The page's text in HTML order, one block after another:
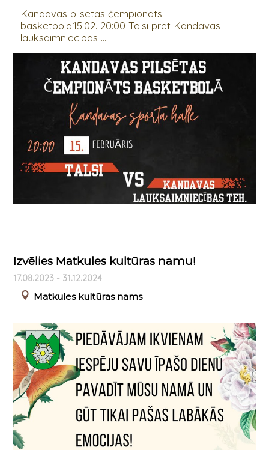
Kandavas pilsētas čempionāts
basketbolā.15.02. 20:00 Talsi pret Kandavas
lauksaimniecības ...
Izvēlies Matkules kultūras namu!
17.08.2023 - 31.12.2024
Matkules kultūras nams